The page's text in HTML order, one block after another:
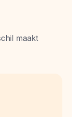
maakt